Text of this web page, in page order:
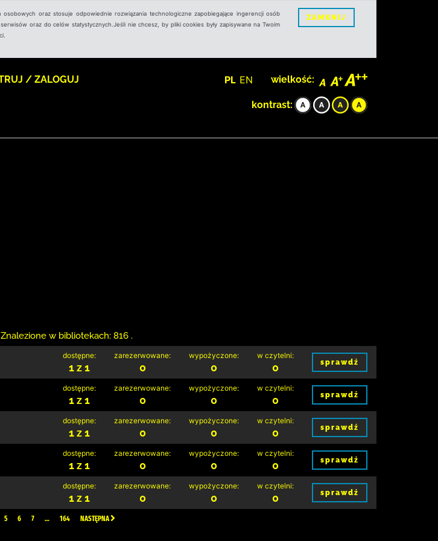
oraz stosuje odpowiednie rozwiązania technologiczne zapobiegające ingerencji osób
oraz do celów statystycznych.Jeśli nie chcesz, by pliki cookies były zapisywane na Twoim
ZAMKNIJ
/ ZALOGUJ PL EN wielkość:
kontrast:
Znalezione w bibliotekach: 816 .
dostępne:
1 z 1
zarezerwowane:
0
wypożyczone:
0
w czytelni:
0 sprawdź
dostępne:
1 z 1
zarezerwowane:
0
wypożyczone:
0
w czytelni:
0 sprawdź
dostępne:
1 z 1
zarezerwowane:
0
wypożyczone:
0
w czytelni:
0 sprawdź
dostępne:
1 z 1
zarezerwowane:
0
wypożyczone:
0
w czytelni:
0 sprawdź
dostępne:
1 z 1
zarezerwowane:
0
wypożyczone:
0
w czytelni:
0 sprawdź
5 6 7 … 164 NASTĘPNA